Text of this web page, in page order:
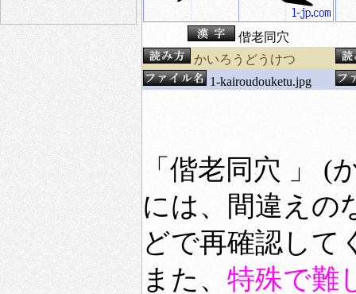
偕老同穴
かいろうどうけつ
1-kairoudouketu.jpg
「偕老同穴 」
には、間違えの
どで再確認して
また、 特殊で難